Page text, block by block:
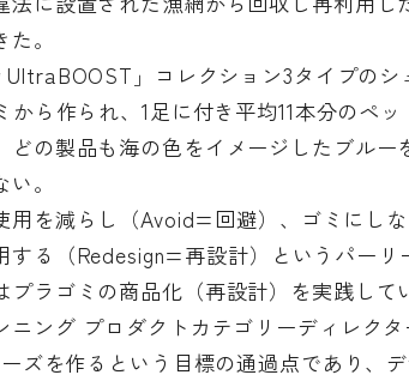
。
」コレクション3タイプのシ
ら作られ、1足に付き平均11本分のペ
どの製品も海の色をイメージしたブルー
。
用を減らし（Avoid=回避）、ゴミにし
する（Redesign=再設計）というパーリ
ラゴミの商品化（再設計）を実践して
ング プロダクトカテゴリーディレク
ズを作るという目標の通過点であり、